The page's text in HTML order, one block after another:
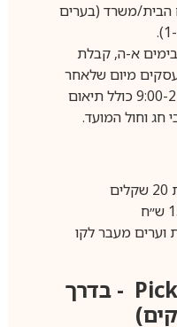
הבית/משרד (בערים
הזמנה עד השעה 10:00 בימים א-ה, קבלת
מיום שלאחר
ביצוע ההזמנה, בין השעות 9:00-21:00 כולל תיאום
חג וחול המועד.
וערים מעבר לקו
- בדרך